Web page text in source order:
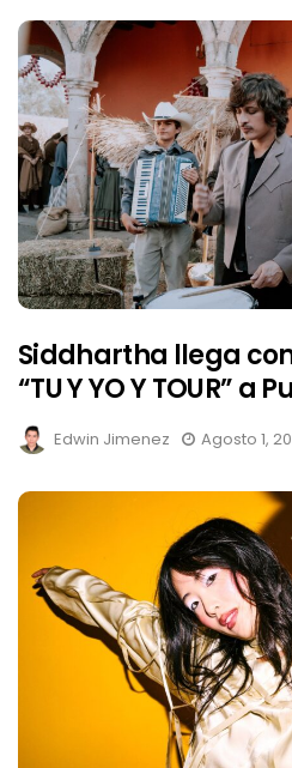
Siddhartha llega
“TU Y YO Y TOUR” a
Edwin Jimenez Agosto 1,